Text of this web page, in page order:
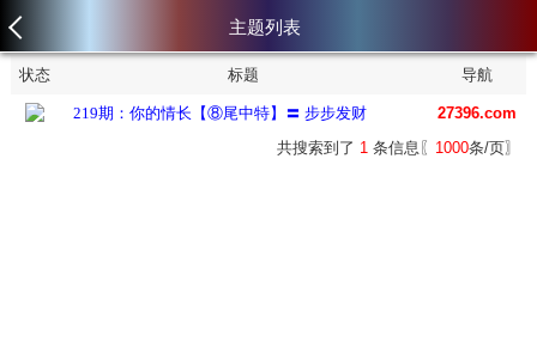
主题列表
状态 标题 导航
219期：你的情长【⑧尾中特】〓 步步发财
27396.com
共搜索到了 1 条信息〖 1000条/页〗